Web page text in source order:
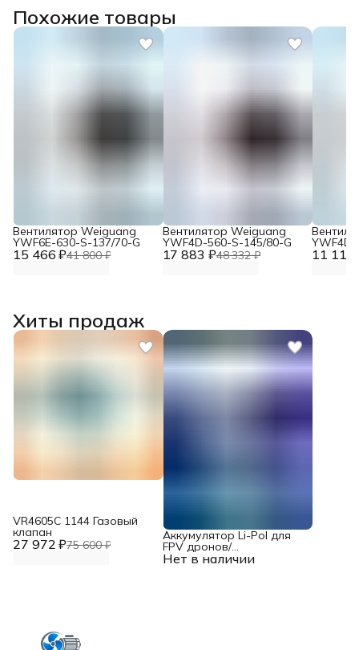
Похожие товары
15 466 ₽41 800 ₽
Вентилятор Weiguang
YWF6E-630-S-137/70-G
17 883 ₽48 332 ₽
Вентилятор Weiguang
YWF4D-560-S-145/80-G
11 117
Хиты продаж
27 972 ₽75 600 ₽
VR4605С 1144 Газовый
клапан
Нет в наличии
Аккумулятор Li-Pol для
FPV дронов/
квадрокоптеров 23,1 В,